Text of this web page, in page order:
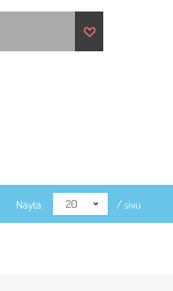
Näytä: 20 / sivu